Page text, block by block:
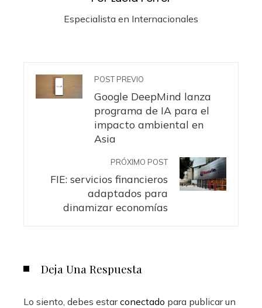
Especialista en Internacionales
POST PREVIO
Google DeepMind lanza
programa de IA para el
impacto ambiental en
Asia
PRÓXIMO POST
FIE: servicios financieros
adaptados para
dinamizar economías
Deja Una Respuesta
Lo siento, debes estarconectado para publicar un